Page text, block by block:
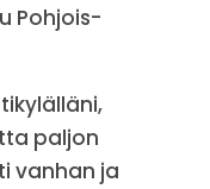
Pohjois-
paljon
vanhan ja